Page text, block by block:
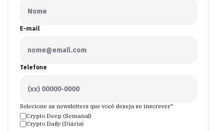
E-mail
Telefone
Selecione as newsletters que você deseja se inscrever*
Crypto Deep (Semanal)
Crypto Daily (Diária)